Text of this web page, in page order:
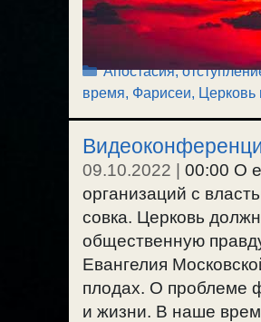
Рубрики
Апостасия,
время, Фарисеи, Церковь
09.10.2022
00:00 О
организаций с
совка. Церковь
общественную
Евангелия
плодах. О проблеме
и жизни. В наше